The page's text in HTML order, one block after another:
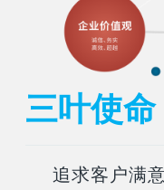
三叶使命
追求客户满